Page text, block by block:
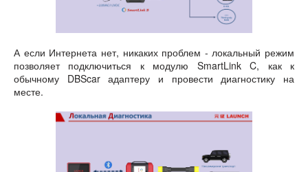
А если Интернета нет, никаких проблем - локальный режим
позволяет подключиться к модулю SmartLink C, как к
обычному DBScar адаптеру и провести диагностику на
месте.